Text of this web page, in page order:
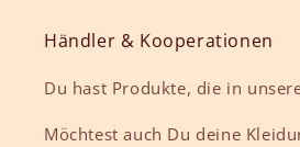
Händler & Kooperationen
Du hast Produkte, die in
Möchtest auch Du deine